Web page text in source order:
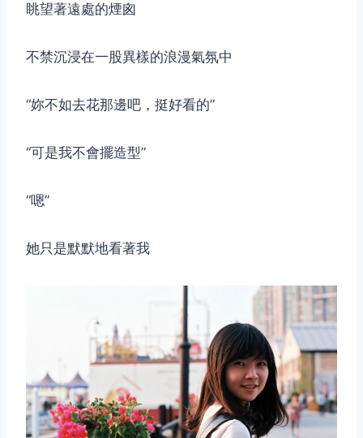
眺望著遠處的煙囪
不禁沉浸在一股異樣的浪漫氣氛中
“妳不如去花那邊吧，挺好看的”
“可是我不會擺造型”
“嗯”
她只是默默地看著我